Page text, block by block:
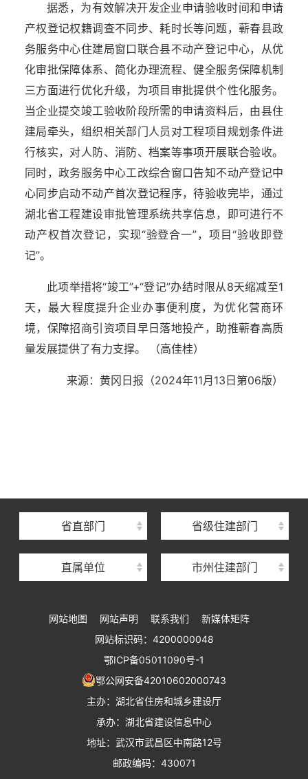
据悉，为有效解决开发企业申请验收时间和申请
产权登记权籍调查不同步、耗时长等问题，蕲春县政
务服务中心住建局窗口联合县不动产登记中心，从优
化审批保障体系、简化办理流程、健全服务保障机制
三方面进行优化升级，为项目审批提供个性化服务。
当企业提交竣工验收阶段所需的申请资料后，由县住
建局牵头，组织相关部门人员对工程项目规划条件进
行核实，对人防、消防、档案等事项开展联合验收。
同时，政务服务中心工改综合窗口告知不动产登记中
心同步启动不动产首次登记程序，待验收完毕，通过
湖北省工程建设审批管理系统共享信息，即可进行不
动产权首次登记，实现“验登合一”，项目“验收即登
记”。
此项举措将“竣工”+“登记”办结时限从8天缩减至1
天，最大程度提升企业办事便利度，为优化营商环
境，保障招商引资项目早日落地投产，助推蕲春高质
量发展提供了有力支撑。 （高佳桂）
来源：黄冈日报（2024年11月13日第06版）
省直部门 省级住建部门
直属单位
湖北省住房保障中心
湖北省建设工程质量安全监督总站
湖北省建设工程标准定额管理总站
湖北省住建厅执业资格注册中心
湖北省城乡建设发展中心
湖北城市建设职业技术学院
市州住建部门
网站地图 网站声明 联系我们
新媒体矩阵
网站标识码：4200000048
鄂ICP备05011090号-1
鄂公网安备42010602000743
主办：湖北省住房和城乡建设厅
承办：湖北省建设信息中心
地址：武汉市武昌区中南路12号
邮政编码：430071